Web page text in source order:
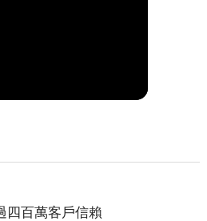
提升解析度 & 增強
四百萬客戶信賴